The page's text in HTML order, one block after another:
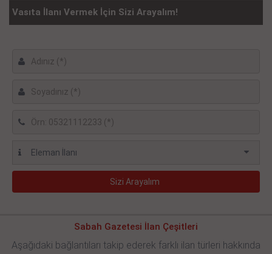
Vasıta İlanı Vermek İçin Sizi Arayalım!
Sabah Gazetesi İlan Çeşitleri
Aşağıdaki bağlantıları takip ederek farklı ilan türleri hakkında